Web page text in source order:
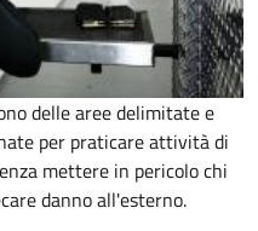
delle aree delimitate e
per praticare attività di
mettere in pericolo chi
danno all'esterno.